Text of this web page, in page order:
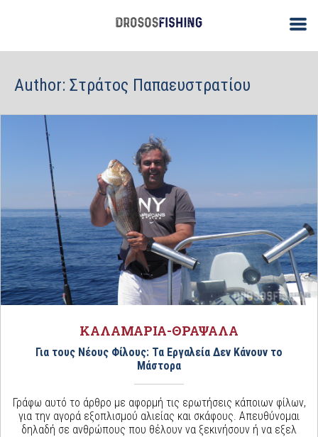
Author: Στράτος Παπαευστρατίου
ΚΑΛΑΜΑΡΙΑ-ΘΡΑΨΑΛΑ
Για τους Νέους Φίλους: Τα Εργαλεία Δεν Κάνουν το
Μάστορα
Γράφω αυτό το άρθρο με αφορμή τις ερωτήσεις κάποιων φίλων,
για την αγορά εξοπλισμού αλιείας και σκάφους. Απευθύνομαι
δηλαδή σε ανθρώπους που θέλουν να ξεκινήσουν ή να εξελ